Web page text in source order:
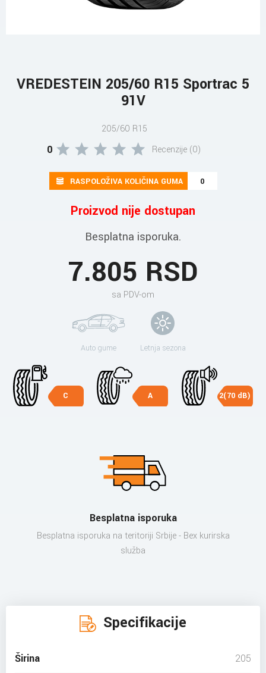
VREDESTEIN 205/60 R15 Sportrac 5
91V
205/60 R15
0 Recenzije (0)
RASPOLOŽIVA KOLIČINA GUMA 0
Proizvod nije dostupan
Besplatna isporuka.
7.805 RSD
sa PDV-om
Auto gume Letnja sezona
C A 2(70 dB)
Besplatna isporuka
Besplatna isporuka na teritoriji Srbije - Bex kurirska
služba
Specifikacije
Širina 205